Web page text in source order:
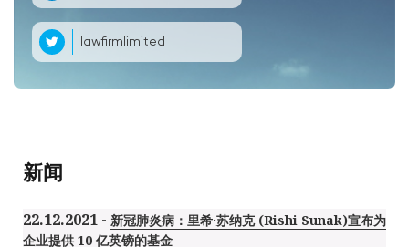
lawfirmlimited
新闻
22.12.2021 - 新冠肺炎病：里希·苏纳克 (Rishi Sunak)宣布为
企业提供 10 亿英镑的基金